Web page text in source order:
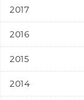
2017
2016
2015
2014